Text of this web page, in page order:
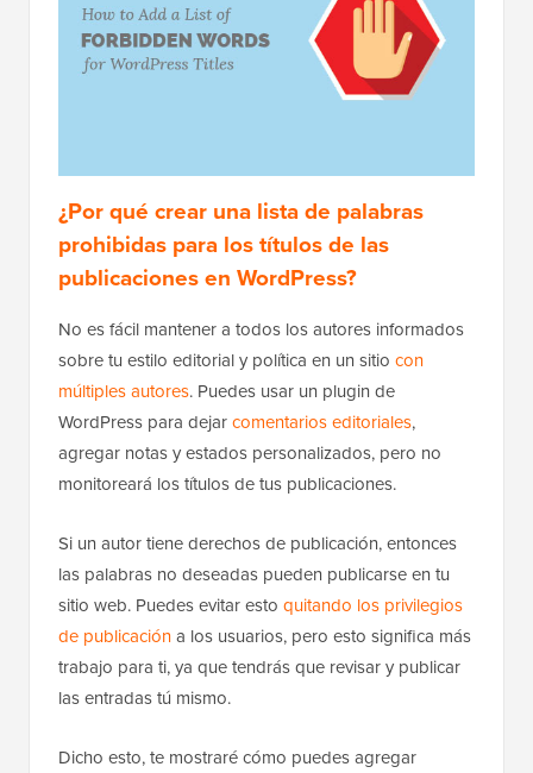
¿Por qué crear una lista de palabras
prohibidas para los títulos de las
publicaciones en WordPress?
No es fácil mantener a todos los autores informados
sobre tu estilo editorial y política en un sitio con
múltiples autores. Puedes usar un plugin de
WordPress para dejarcomentarios editoriales,
agregar notas y estados personalizados, pero no
monitoreará los títulos de tus publicaciones.
Si un autor tiene derechos de publicación, entonces
las palabras no deseadas pueden publicarse en tu
sitio web. Puedes evitar esto quitando los privilegios
de publicacióna los usuarios, pero esto significa más
trabajo para ti, ya que tendrás que revisar y publicar
las entradas tú mismo.
Dicho esto, te mostraré cómo puedes agregar